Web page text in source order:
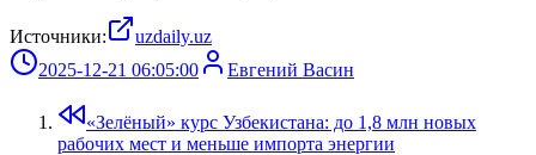
Источники:
uzdaily.uz
2025-12-21 06:05:00
Евгений Васин
«Зелёный» курс Узбекистана: до 1,8 млн новых
рабочих мест и меньше импорта энергии